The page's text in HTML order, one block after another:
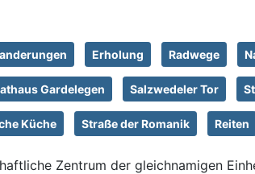
Erholung Radwege
Gardelegen Salzwedeler Tor
Küche Straße der Romanik Reiten
Zentrum der gleichnamigen